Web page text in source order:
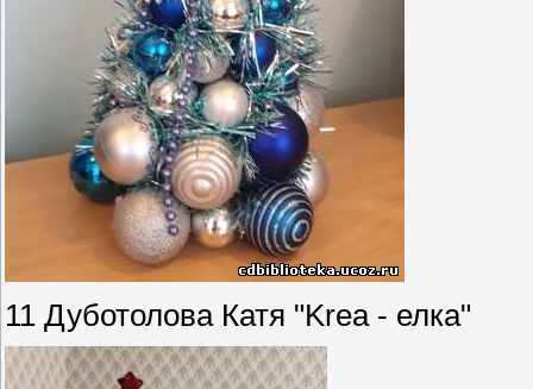
11 Дуботолова Катя "Krea - елка"